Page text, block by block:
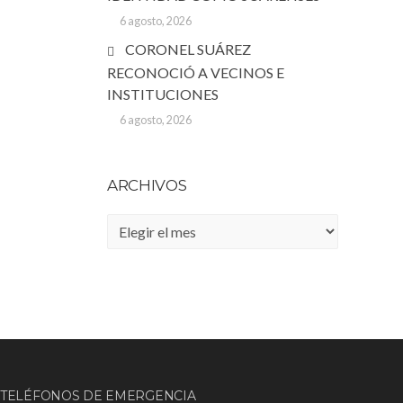
6 agosto, 2026
CORONEL SUÁREZ
RECONOCIÓ A VECINOS E
INSTITUCIONES
6 agosto, 2026
ARCHIVOS
Archivos
TELÉFONOS DE EMERGENCIA